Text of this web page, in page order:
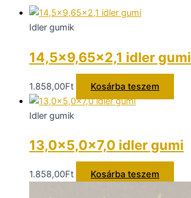
Idler gumik
14,5×9,65×2,1 idler gumi
1.858,00Ft Kosárba teszem
Idler gumik
13,0×5,0x7,0 idler gumi
1.858,00Ft Kosárba teszem